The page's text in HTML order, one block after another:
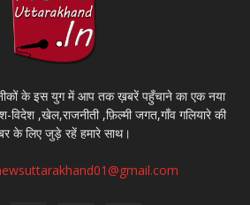
के इस युग में आप तक ख़बरें पहुँचाने का एक नया
विदेश ,खेल,राजनीती ,फ़िल्मी जगत,गाँव गलियारे की
के लिए जुड़े रहें हमारे साथ।